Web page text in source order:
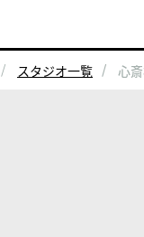
スタジオ一覧 心